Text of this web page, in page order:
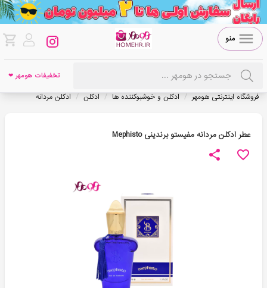
منو
تخفیفات هومهر ❤
فروشگاه اینترنتی هومهر / ادکلن و خوشبوکننده ها / ادکلن / ادکلن مردانه
عطر ادکلن مردانه مفیستو برندینی Mephisto